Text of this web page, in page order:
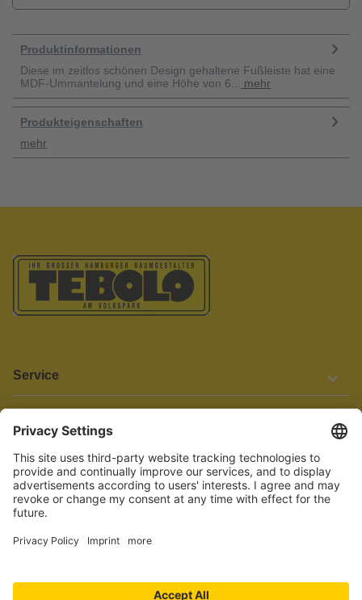
Produktinformationen
Diese im zeitlos schönen Design gehaltene Fußleiste hat eine
MDF-Ummantelung und eine Höhe von 6...
mehr
Produkteigenschaften
mehr
Service
Informationen
Barrierefreiheit
Wir bemühen uns, unsere Website barrierefrei zu gestalten.
Einige Inhalte und Funktionen sind derzeit jedoch noch nicht
vollständig zugänglich. Wenn Sie auf Barrieren stoßen oder Hilfe
benötigen, kontaktieren Sie uns bitte unter service[at]knutzen.de.
Vertrag widerrufen
© 2026 TEBOLO